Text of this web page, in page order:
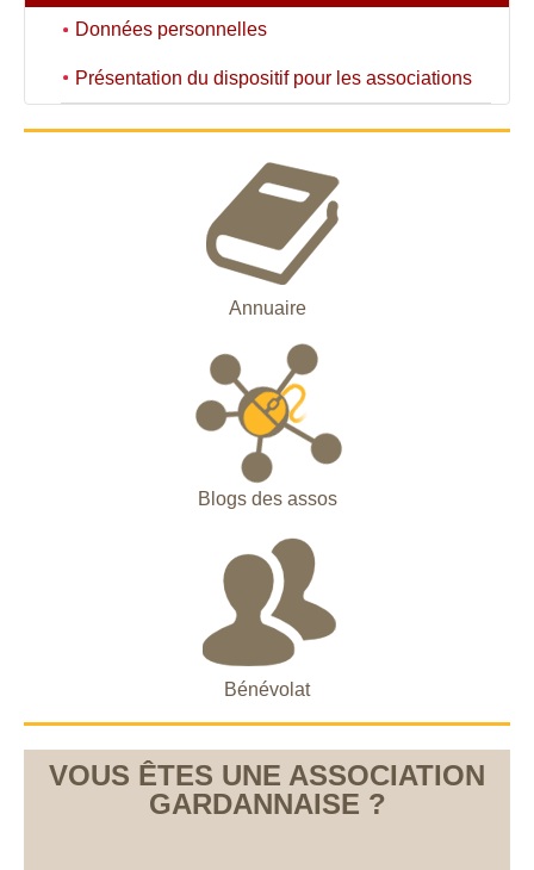
Données personnelles
Présentation du dispositif pour les associations
Annuaire
Blogs des assos
Bénévolat
VOUS ÊTES UNE ASSOCIATION
GARDANNAISE ?